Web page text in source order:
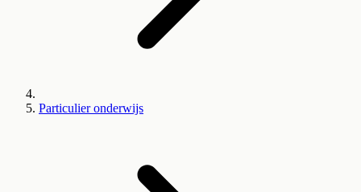
Particulier onderwijs